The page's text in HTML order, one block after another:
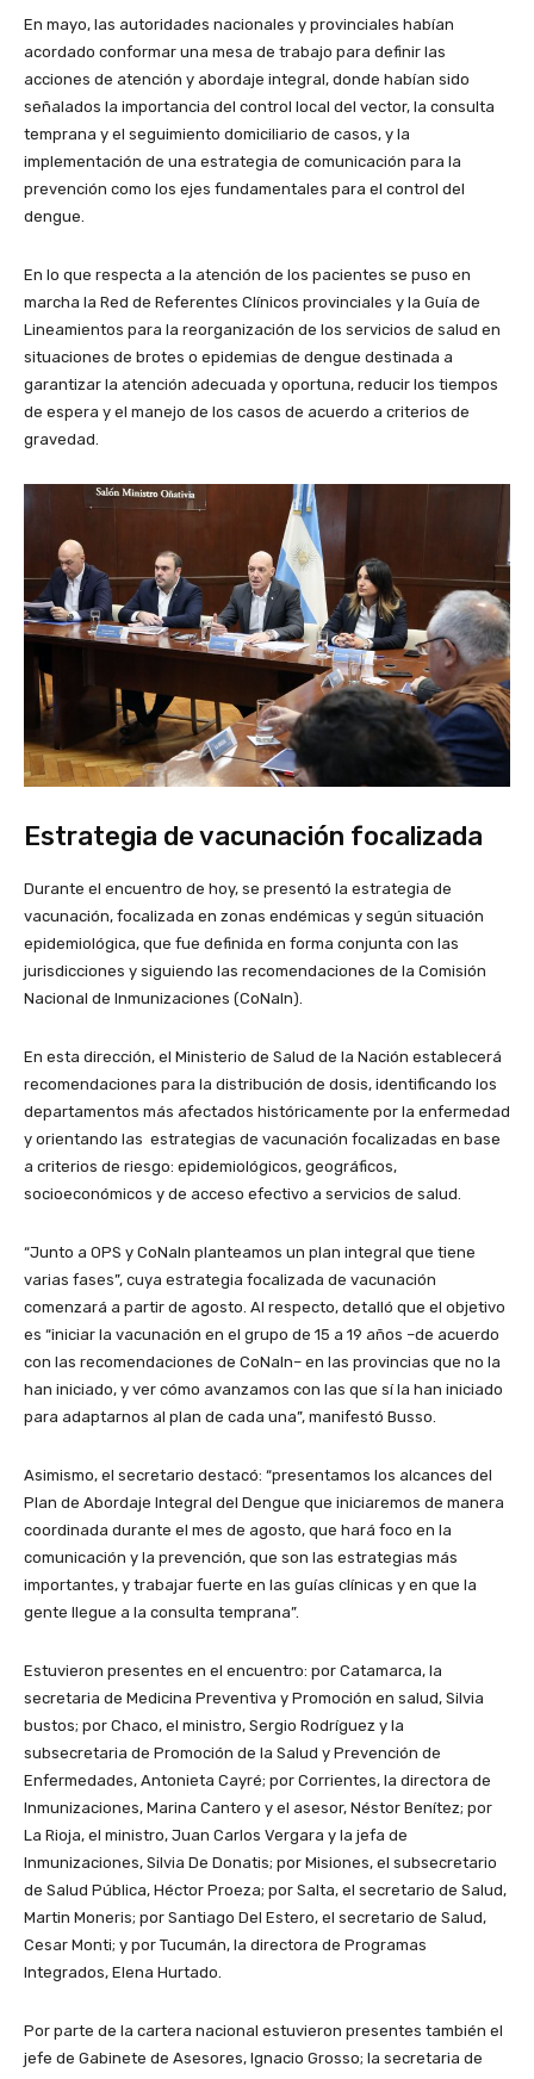
En mayo, las autoridades nacionales y provinciales habían
acordado conformar una mesa de trabajo para definir las
acciones de atención y abordaje integral, donde habían sido
señalados la importancia del control local del vector, la consulta
temprana y el seguimiento domiciliario de casos, y la
implementación de una estrategia de comunicación para la
prevención como los ejes fundamentales para el control del
dengue.
En lo que respecta a la atención de los pacientes se puso en
marcha la Red de Referentes Clínicos provinciales y la Guía de
Lineamientos para la reorganización de los servicios de salud en
situaciones de brotes o epidemias de dengue destinada a
garantizar la atención adecuada y oportuna, reducir los tiempos
de espera y el manejo de los casos de acuerdo a criterios de
gravedad.
Estrategia de vacunación focalizada
Durante el encuentro de hoy, se presentó la estrategia de
vacunación, focalizada en zonas endémicas y según situación
epidemiológica, que fue definida en forma conjunta con las
jurisdicciones y siguiendo las recomendaciones de la Comisión
Nacional de Inmunizaciones (CoNaIn).
En esta dirección, el Ministerio de Salud de la Nación establecerá
recomendaciones para la distribución de dosis, identificando los
departamentos más afectados históricamente por la enfermedad
y orientando las estrategias de vacunación focalizadas en base
a criterios de riesgo: epidemiológicos, geográficos,
socioeconómicos y de acceso efectivo a servicios de salud.
“Junto a OPS y CoNaIn planteamos un plan integral que tiene
varias fases”, cuya estrategia focalizada de vacunación
comenzará a partir de agosto. Al respecto, detalló que el objetivo
es “iniciar la vacunación en el grupo de 15 a 19 años –de acuerdo
con las recomendaciones de CoNaIn– en las provincias que no la
han iniciado, y ver cómo avanzamos con las que sí la han iniciado
para adaptarnos al plan de cada una”, manifestó Busso.
Asimismo, el secretario destacó: “presentamos los alcances del
Plan de Abordaje Integral del Dengue que iniciaremos de manera
coordinada durante el mes de agosto, que hará foco en la
comunicación y la prevención, que son las estrategias más
importantes, y trabajar fuerte en las guías clínicas y en que la
gente llegue a la consulta temprana”.
Estuvieron presentes en el encuentro: por Catamarca, la
secretaria de Medicina Preventiva y Promoción en salud, Silvia
bustos; por Chaco, el ministro, Sergio Rodríguez y la
subsecretaria de Promoción de la Salud y Prevención de
Enfermedades, Antonieta Cayré; por Corrientes, la directora de
Inmunizaciones, Marina Cantero y el asesor, Néstor Benítez; por
La Rioja, el ministro, Juan Carlos Vergara y la jefa de
Inmunizaciones, Silvia De Donatis; por Misiones, el subsecretario
de Salud Pública, Héctor Proeza; por Salta, el secretario de Salud,
Martin Moneris; por Santiago Del Estero, el secretario de Salud,
Cesar Monti; y por Tucumán, la directora de Programas
Integrados, Elena Hurtado.
Por parte de la cartera nacional estuvieron presentes también el
jefe de Gabinete de Asesores, Ignacio Grosso; la secretaria de